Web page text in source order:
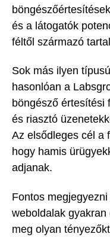
és a látogatók
féltől származó
Sok más ilyen
hasonlóan a
böngésző értesítési
és riasztó
Az elsődleges cél a
hogy hamis
adjanak.
Fontos
weboldalak
meg olyan